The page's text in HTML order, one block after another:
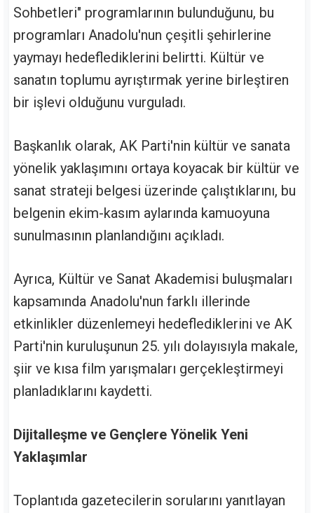
Sohbetleri" programlarının bulunduğunu, bu
programları Anadolu'nun çeşitli şehirlerine
yaymayı hedeflediklerini belirtti. Kültür ve
sanatın toplumu ayrıştırmak yerine birleştiren
bir işlevi olduğunu vurguladı.
Başkanlık olarak, AK Parti'nin kültür ve sanata
yönelik yaklaşımını ortaya koyacak bir kültür ve
sanat strateji belgesi üzerinde çalıştıklarını, bu
belgenin ekim-kasım aylarında kamuoyuna
sunulmasının planlandığını açıkladı.
Ayrıca, Kültür ve Sanat Akademisi buluşmaları
kapsamında Anadolu'nun farklı illerinde
etkinlikler düzenlemeyi hedeflediklerini ve AK
Parti'nin kuruluşunun 25. yılı dolayısıyla makale,
şiir ve kısa film yarışmaları gerçekleştirmeyi
planladıklarını kaydetti.
Dijitalleşme ve Gençlere Yönelik Yeni
Yaklaşımlar
Toplantıda gazetecilerin sorularını yanıtlayan